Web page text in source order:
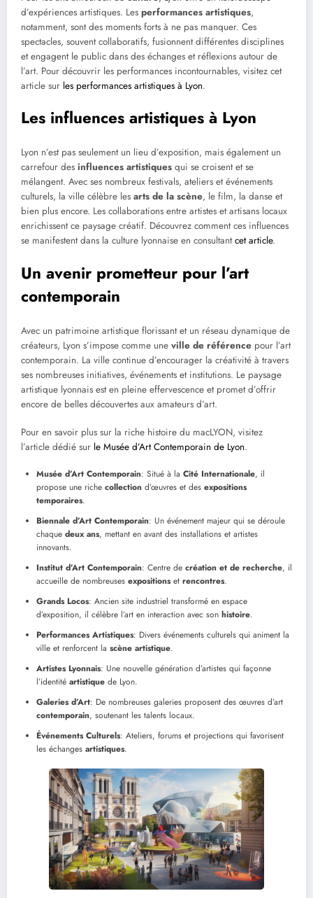
d’expériences artistiques. Les performances artistiques,
notamment, sont des moments forts à ne pas manquer. Ces
spectacles, souvent collaboratifs, fusionnent différentes disciplines
et engagent le public dans des échanges et réflexions autour de
l’art. Pour découvrir les performances incontournables, visitez cet
article sur les performances artistiques à Lyon.
Les influences artistiques à Lyon
Lyon n’est pas seulement un lieu d’exposition, mais également un
carrefour des influences artistiques qui se croisent et se
mélangent. Avec ses nombreux festivals, ateliers et événements
culturels, la ville célèbre les arts de la scène, le film, la danse et
bien plus encore. Les collaborations entre artistes et artisans locaux
enrichissent ce paysage créatif. Découvrez comment ces influences
se manifestent dans la culture lyonnaise en consultantcet article.
Un avenir prometteur pour l’art
contemporain
Avec un patrimoine artistique florissant et un réseau dynamique de
créateurs, Lyon s’impose comme une ville de référence pour l’art
contemporain. La ville continue d’encourager la créativité à travers
ses nombreuses initiatives, événements et institutions. Le paysage
artistique lyonnais est en pleine effervescence et promet d’offrir
encore de belles découvertes aux amateurs d’art.
Pour en savoir plus sur la riche histoire du macLYON, visitez
l’article dédié sur le Musée d’Art Contemporain de Lyon.
Musée d’Art Contemporain: Situé à la Cité Internationale, il
propose une riche collection d’œuvres et des expositions
temporaires.
Biennale d’Art Contemporain: Un événement majeur qui se déroule
chaque deux ans, mettant en avant des installations et artistes
innovants.
Institut d’Art Contemporain: Centre de création et de recherche, il
accueille de nombreuses expositionset rencontres.
Grands Locos: Ancien site industriel transformé en espace
d’exposition, il célèbre l’art en interaction avec son histoire.
Performances Artistiques: Divers événements culturels qui animent la
ville et renforcent la scène artistique.
Artistes Lyonnais: Une nouvelle génération d’artistes qui façonne
l’identité artistique de Lyon.
Galeries d’Art: De nombreuses galeries proposent des œuvres d’art
contemporain, soutenant les talents locaux.
Événements Culturels: Ateliers, forums et projections qui favorisent
les échanges artistiques.